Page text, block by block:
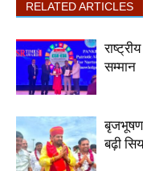
RELATED ARTICLES
सम्मान
बृजभूषण
बढ़ी